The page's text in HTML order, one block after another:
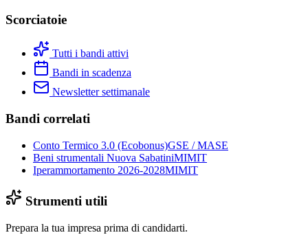
Scorciatoie
Tutti i bandi attivi
Bandi in scadenza
Newsletter settimanale
Bandi correlati
Conto Termico 3.0 (Ecobonus)GSE / MASE
Beni strumentali Nuova SabatiniMIMIT
Iperammortamento 2026-2028MIMIT
Strumenti utili
Prepara la tua impresa prima di candidarti.